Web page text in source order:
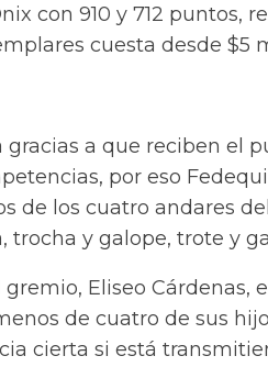
con 910 y 712 puntos,
cuesta desde $5
a que reciben el
por eso
de los cuatro andares
trocha y galope, trote y
Eliseo Cárdenas,
de cuatro de sus
cierta si está